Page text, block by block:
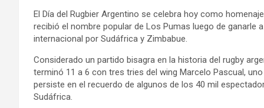
El Día del Rugbier Argentino se celebra hoy como
recibió el nombre popular de Los Pumas luego de ganarle
internacional por Sudáfrica y Zimbabue.
Considerado un partido bisagra en la historia del rugby
terminó 11 a 6 con tres tries del wing Marcelo Pascual,
persiste en el recuerdo de algunos de los 40 mil
Sudáfrica.